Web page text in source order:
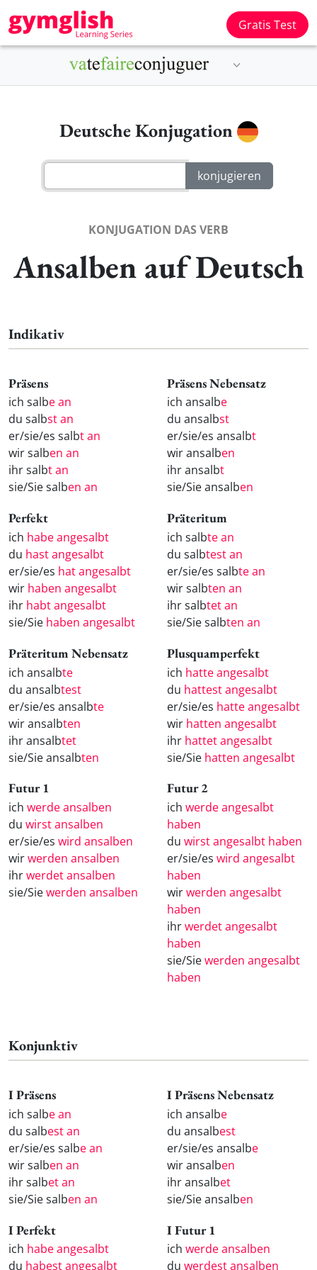
Gratis Test
Deutsche Konjugation
KONJUGATION DAS VERB
Ansalben auf Deutsch
Indikativ
Präsens
ich salbe an
du salbst an
er/sie/es salbt an
wir salben an
ihr salbt an
sie/Sie salben an
Präsens Nebensatz
ich ansalbe
du ansalbst
er/sie/es ansalbt
wir ansalben
ihr ansalbt
sie/Sie ansalben
Perfekt
ich habe angesalbt
du hast angesalbt
er/sie/es hat angesalbt
wir haben angesalbt
ihr habt angesalbt
sie/Sie haben angesalbt
Präteritum
ich salbte an
du salbtest an
er/sie/es salbte an
wir salbten an
ihr salbtet an
sie/Sie salbten an
Präteritum Nebensatz
ich ansalbte
du ansalbtest
er/sie/es ansalbte
wir ansalbten
ihr ansalbtet
sie/Sie ansalbten
Plusquamperfekt
ich hatte angesalbt
du hattest angesalbt
er/sie/es hatte angesalbt
wir hatten angesalbt
ihr hattet angesalbt
sie/Sie hatten angesalbt
Futur 1
ich werde ansalben
du wirst ansalben
er/sie/es wird ansalben
wirwerden ansalben
ihrwerdet ansalben
sie/Siewerden ansalben
Futur 2
ich werde angesalbt
haben
du wirst angesalbt haben
er/sie/es wird angesalbt
haben
wirwerden angesalbt
haben
ihrwerdet angesalbt
haben
sie/Siewerden angesalbt
haben
Konjunktiv
I Präsens
ich salbe an
du salbest an
er/sie/es salbe an
wir salben an
ihr salbet an
sie/Sie salben an
I Präsens Nebensatz
ich ansalbe
du ansalbest
er/sie/es ansalbe
wir ansalben
ihr ansalbet
sie/Sie ansalben
I Perfekt
ich habe angesalbt
du habest angesalbt
I Futur 1
ich werde ansalben
du werdest ansalben